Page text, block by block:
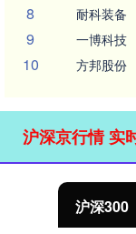
8 耐科装备
9 一博科技
10 方邦股份
沪深京行情 实
沪深300